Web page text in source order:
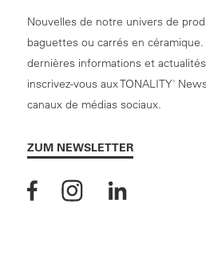
Nouvelles de notre univers de
baguettes ou carrés en
dernières informations et
inscrivez-vous aux TONALITY®
canaux de médias sociaux.
ZUM NEWSLETTER